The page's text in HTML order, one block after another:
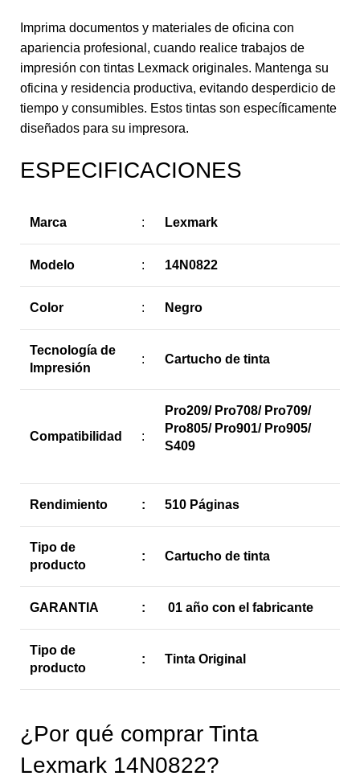
Imprima documentos y materiales de oficina con
apariencia profesional, cuando realice trabajos de
impresión con tintas Lexmack originales. Mantenga su
oficina y residencia productiva, evitando desperdicio de
tiempo y consumibles. Estos tintas son específicamente
diseñados para su impresora.
ESPECIFICACIONES
Marca : Lexmark
Modelo : 14N0822
Color : Negro
Tecnología de
Impresión
: Cartucho de tinta
Compatibilidad :
Pro209/ Pro708/ Pro709/
Pro805/ Pro901/ Pro905/
S409
Rendimiento : 510 Páginas
Tipo de
producto
: Cartucho de tinta
GARANTIA : 01 año con el fabricante
Tipo de
producto
: Tinta Original
¿Por qué comprar Tinta
Lexmark 14N0822?